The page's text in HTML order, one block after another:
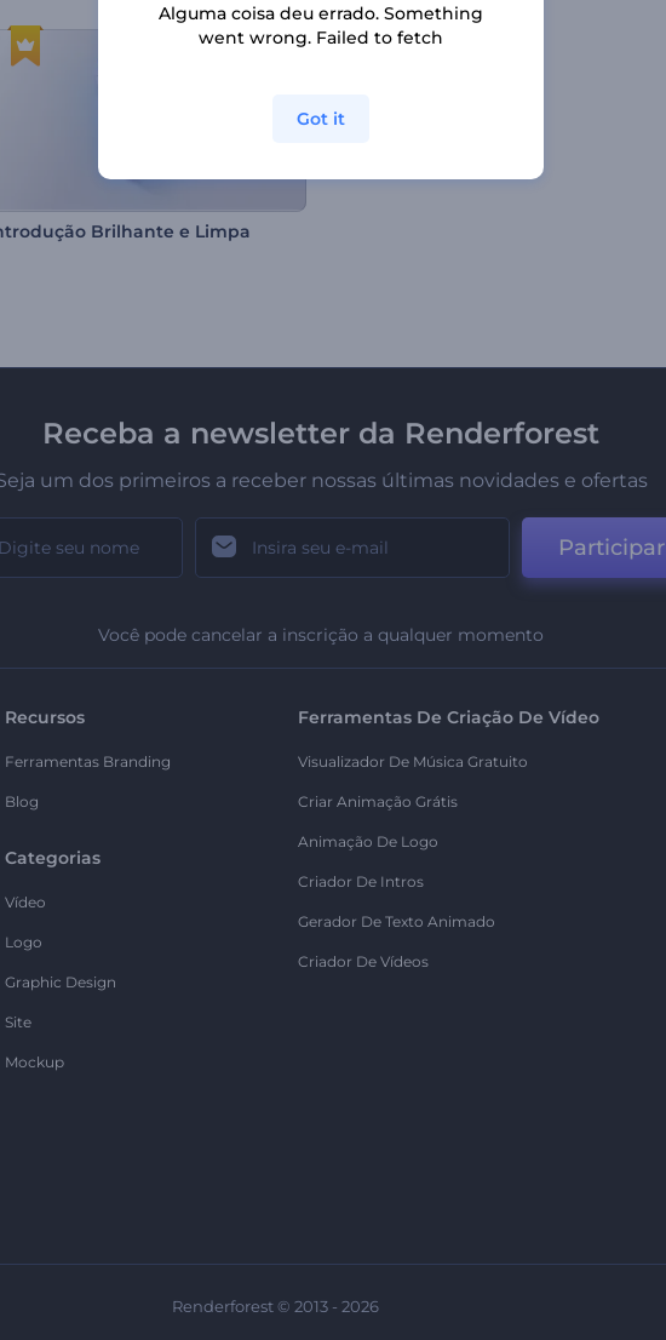
Brilhante e Limpa
Receba a newsletter da Renderforest
um dos primeiros a receber nossas últimas novidades e ofertas
Participar
Você pode cancelar a inscrição a qualquer momento
Recursos
Ferramentas Branding
Blog
Categorias
Vídeo
Logo
Graphic Design
Site
Mockup
Ferramentas De Criação De Vídeo
Visualizador De Música Gratuito
Criar Animação Grátis
Animação De Logo
Criador De Intros
Gerador De Texto Animado
Criador De Vídeos
Renderforest © 2013 - 2026
Alguma coisa deu errado. Something
went wrong. Failed to fetch
Got it